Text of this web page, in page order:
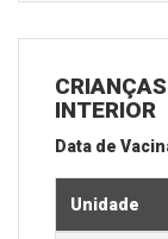
INTERIOR
Data de
Unidade